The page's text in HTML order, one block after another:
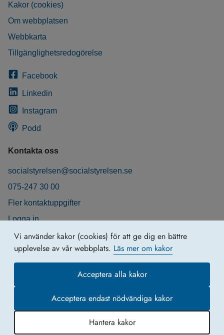
Vi använder kakor (cookies) för att ge dig en bättre
upplevelse av vår webbplats. Läs mer om kakor
Acceptera alla kakor
Acceptera endast nödvändiga kakor
Hantera kakor
Kakor (cookies)
Om webbplatsen
Webbkarta
Tillgänglighetsredogörelse
Facebook
Linkedin
Instagram
Podd
Kontakta oss
socialstyrelsen@socialstyrelsen.se
075-247 30 00
Fler kontaktuppgifter
Logga in
Behandling av personuppgifter